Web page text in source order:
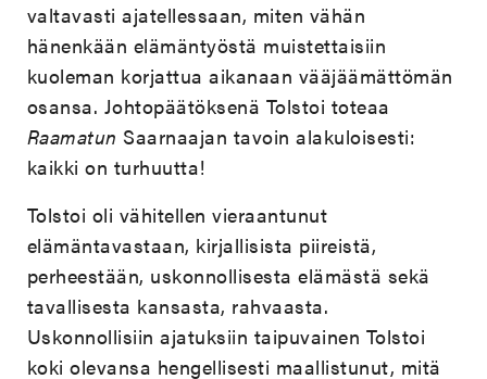
valtavasti ajatellessaan, miten vähän
hänenkään elämäntyöstä muistettaisiin
kuoleman korjattua aikanaan vääjäämättömän
osansa. Johtopäätöksenä Tolstoi toteaa
Raamatun Saarnaajan tavoin alakuloisesti:
kaikki on turhuutta!
Tolstoi oli vähitellen vieraantunut
elämäntavastaan, kirjallisista piireistä,
perheestään, uskonnollisesta elämästä sekä
tavallisesta kansasta, rahvaasta.
Uskonnollisiin ajatuksiin taipuvainen Tolstoi
koki olevansa hengellisesti maallistunut, mitä